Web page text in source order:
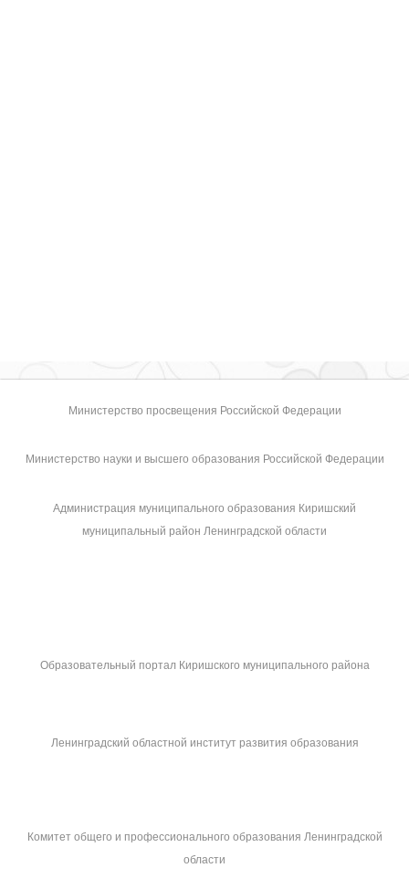
Министерство просвещения Российской Федерации
Министерство науки и высшего образования Российской Федерации
Администрация муниципального образования Киришский
муниципальный район Ленинградской области
Образовательный портал Киришского муниципального района
Ленинградский областной институт развития образования
Комитет общего и профессионального образования Ленинградской
области